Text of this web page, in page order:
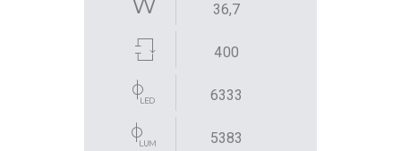
36,7
400
6333
5383